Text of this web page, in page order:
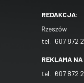
REDAKCJA:
Rzeszów
tel.: 607 872
REKLAMA
tel.: 607 872